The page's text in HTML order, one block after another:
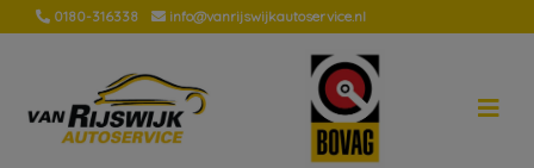
0180-316338 info@vanrijswijkautoservice.nl